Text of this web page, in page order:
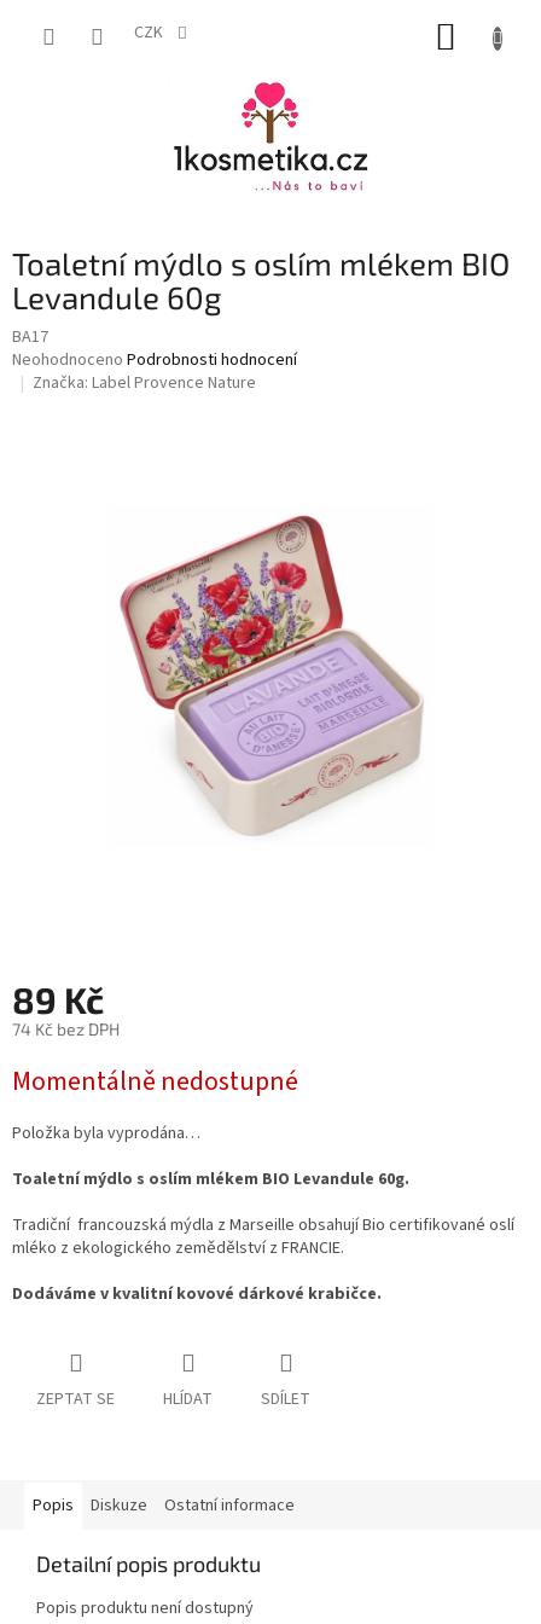
CZK
Toaletní mýdlo s oslím mlékem BIO
Levandule 60g
BA17
Průměrné
hodnocení
Neohodnoceno Podrobnosti hodnocení
Značka: Label Provence Nature
89 Kč
74 Kč bez DPH
cena:
Momentálně nedostupné
Položka byla vyprodána…
Toaletní mýdlo s oslím mlékem BIO Levandule 60g.
Tradiční francouzská mýdla z Marseille obsahují Bio certifikované oslí
mléko z ekologického zemědělství z FRANCIE.
Dodáváme v kvalitní kovové dárkové krabičce.
ZEPTAT SE HLÍDAT SDÍLET
Popis Diskuze Ostatní informace
Detailní popis produktu
Popis produktu není dostupný